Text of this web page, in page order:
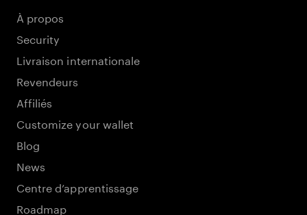
À propos
Security
Livraison internationale
Revendeurs
Affiliés
Customize your wallet
Blog
News
Centre d’apprentissage
Roadmap